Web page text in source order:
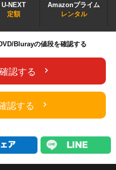
U-NEXT
定額
Amazonプライム
レンタル
Blurayの値段を確認する
認する
認する